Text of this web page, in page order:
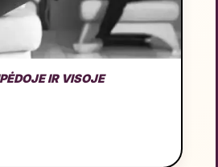
IR VISOJE